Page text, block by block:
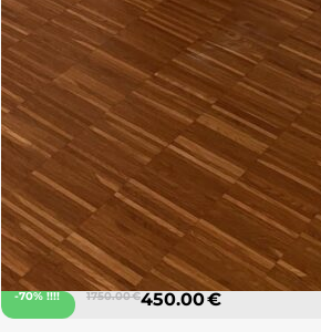
-70% !!!! 1750.00 €450.00 €